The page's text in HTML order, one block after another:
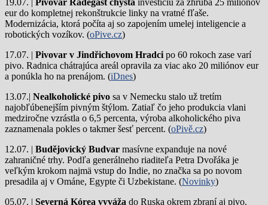
19.07. | Pivovar Radegast chystá investíciu za zhruba 25 miliónov
eur do kompletnej rekonštrukcie linky na vratné fľaše.
Modernizácia, ktorá počíta aj so zapojením umelej inteligencie a
robotických vozíkov. (oPive.cz)
17.07. | Pivovar v Jindřichovom Hradci po 60 rokoch zase varí
pivo. Radnica chátrajúca areál opravila za viac ako 20 miliónov eur
a ponúkla ho na prenájom. (iDnes)
13.07.| Nealkoholické pivo sa v Nemecku stalo už tretím
najobľúbenejším pivným štýlom. Zatiaľ čo jeho produkcia vlani
medziročne vzrástla o 6,5 percenta, výroba alkoholického piva
zaznamenala pokles o takmer šesť percent. (oPivě.cz)
12.07. | Budějovický Budvar masívne expanduje na nové
zahraničné trhy. Podľa generálneho riaditeľa Petra Dvořáka je
veľkým krokom najmä vstup do Indie, no značka sa po novom
presadila aj v Ománe, Egypte či Uzbekistane. (Novinky)
05.07. | Severná Kórea vyváža do Ruska okrem zbraní aj pivo.